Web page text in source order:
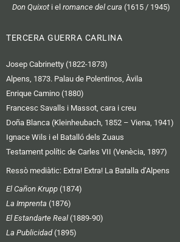
Don Quixot i el romance del cura (1615 / 1945)
TERCERA GUERRA CARLINA
Josep Cabrinetty (1822-1873)
Alpens, 1873. Palau de Polentinos, Àvila
Enrique Camino (1880)
Francesc Savalls i Massot, cara i creu
Doña Blanca (Kleinheubach, 1852 – Viena, 1941)
Ignace Wils i el Batalló dels Zuaus
Testament polític de Carles VII (Venècia, 1897)
Ressò mediàtic: Extra! Extra! La Batalla d’Alpens
El Cañon Krupp (1874)
La Imprenta (1876)
El Estandarte Real (1889-90)
La Publicidad(1895)